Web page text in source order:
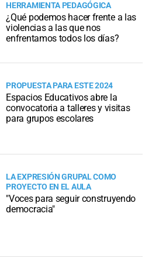
HERRAMIENTA PEDAGÓGICA
¿Qué podemos hacer frente a las
violencias a las que nos
enfrentamos todos los días?
PROPUESTA PARA ESTE 2024
Espacios Educativos abre la
convocatoria a talleres y visitas
para grupos escolares
LA EXPRESIÓN GRUPAL COMO
PROYECTO EN EL AULA
"Voces para seguir construyendo
democracia"